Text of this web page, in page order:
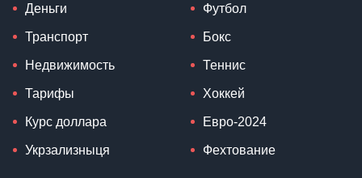
Деньги
Транспорт
Недвижимость
Тарифы
Курс доллара
Укрзализныця
Футбол
Бокс
Теннис
Хоккей
Евро-2024
Фехтование